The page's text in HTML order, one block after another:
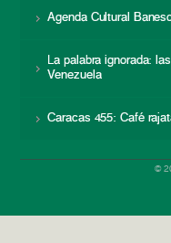
Agenda Cultural
La palabra ignorada:
Venezuela
Caracas 455: Café
©